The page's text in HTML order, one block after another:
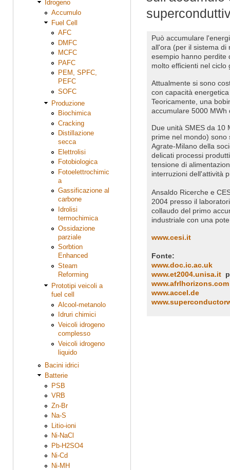
Idrogeno
Accumulo
Fuel Cell
AFC
DMFC
MCFC
PAFC
PEM, SPFC,
PEFC
SOFC
Produzione
Biochimica
Cracking
Distillazione
secca
Elettrolisi
Fotobiologica
Fotoelettrochimic
a
Gassificazione al
carbone
Idrolisi
termochimica
Ossidazione
parziale
Sorbtion
Enhanced
Steam
Reforming
Prototipi veicoli a
fuel cell
Alcool-metanolo
Idruri chimici
Veicoli idrogeno
complesso
Veicoli idrogeno
liquido
Bacini idrici
Batterie
PSB
VRB
Zn-Br
Na-S
Litio-ioni
Ni-NaCl
Pb-H2SO4
Ni-Cd
Ni-MH
Può accumulare
all'ora (per il sistema di
esempio hanno perdite
molto efficienti nel ciclo
Attualmente si sono
con capacità
Teoricamente, una
accumulare 5000
Due unità SMES da 10
prime nel mondo) sono
Agrate-Milano della
delicati processi
tensione di
interruzioni dell'attività
Ansaldo Ricerche e
2004 presso il
collaudo del primo
industriale con una
www.cesi.it
Fonte:
www.doc.ic.ac.uk
www.et2004.unisa.it
www.afrlhorizons.com
www.accel.de